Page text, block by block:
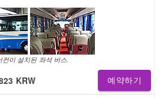
컨이 설치된 좌석 버스.
KRW 예약하기